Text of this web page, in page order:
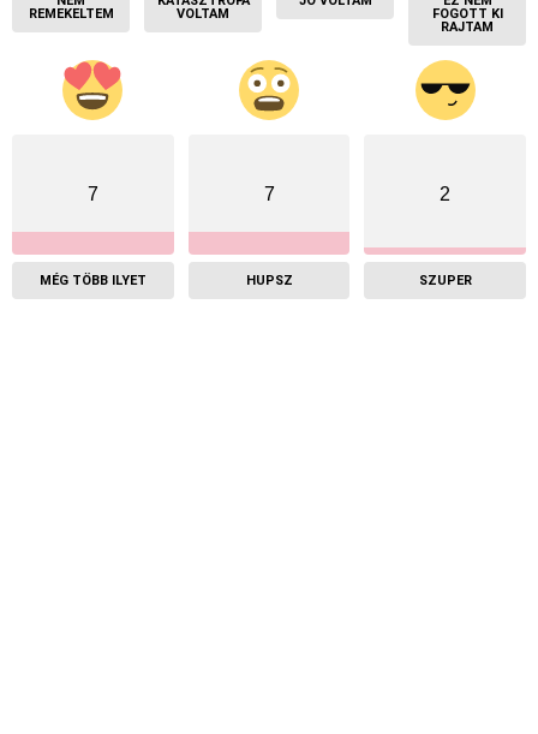
REMEKELTEM
VOLTAM
FOGOTT KI
RAJTAM
7
MÉG TÖBB ILYET
7
HUPSZ
2
SZUPER